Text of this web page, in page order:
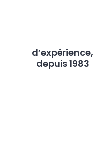
d’expérience,
depuis 1983